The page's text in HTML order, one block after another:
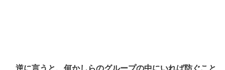
逆に言うと、何かしらのグループの中にいれば防ぐこと